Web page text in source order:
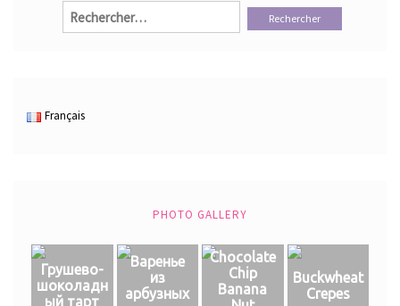
Rechercher :
Français
PHOTO GALLERY
Грушево-
шоколадн
ый тарт
Варенье
из
арбузных
Chocolate
Chip
Banana
Buckwheat
Crepes